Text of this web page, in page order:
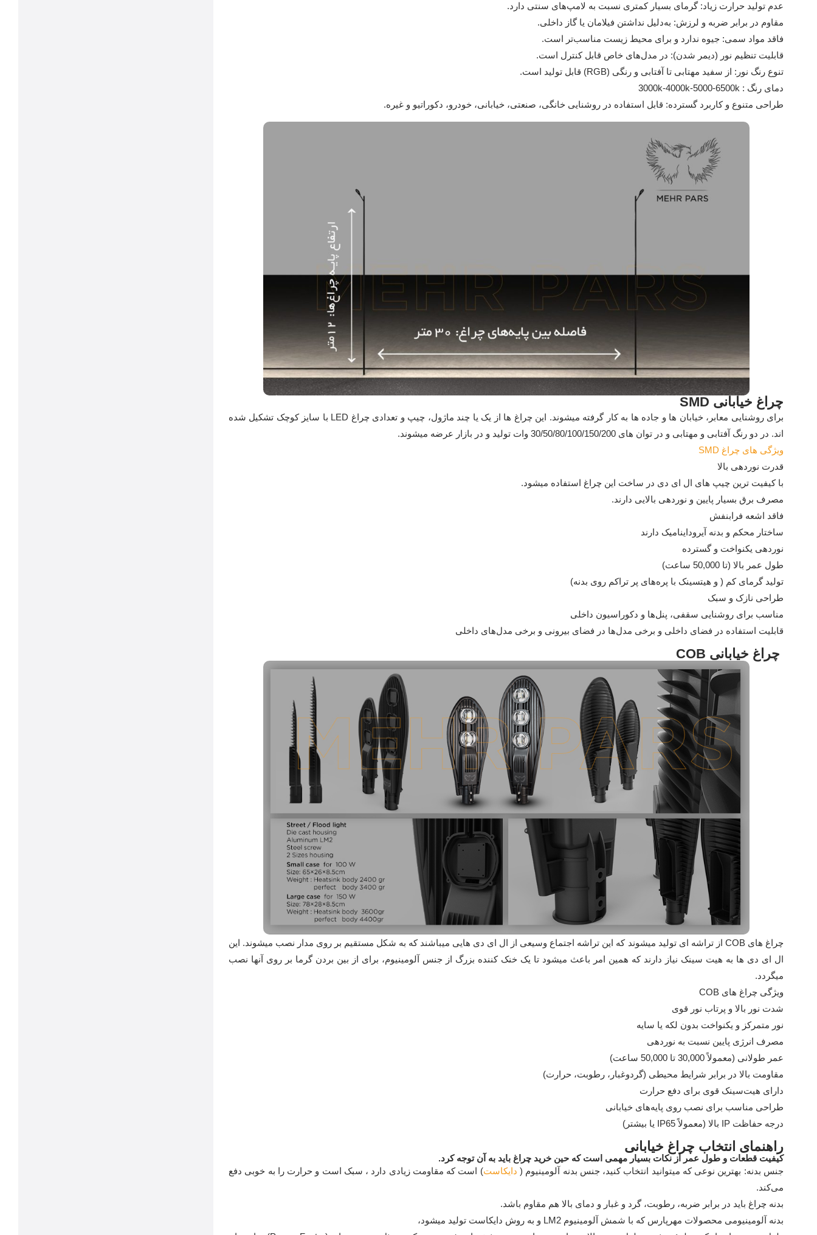
عدم تولید حرارت زیاد: گرمای بسیار کمتری نسبت به لامپ‌های سنتی دارد.
مقاوم در برابر ضربه و لرزش: به‌دلیل نداشتن فیلامان یا گاز داخلی.
فاقد مواد سمی: جیوه ندارد و برای محیط ‌زیست مناسب‌تر است.
قابلیت تنظیم نور (دیمر شدن): در مدل‌های خاص قابل کنترل است.
تنوع رنگ نور: از سفید مهتابی تا آفتابی و رنگی (RGB) قابل تولید است.
دمای رنگ : 3000k-4000k-5000-6500k
طراحی متنوع و کاربرد گسترده: قابل استفاده در روشنایی خانگی، صنعتی، خیابانی، خودرو، دکوراتیو و غیره.
چراغ خیابانی SMD
برای روشنایی معابر، خیابان ها و جاده ها به کار گرفته میشوند. این چراغ ها از یک یا چند ماژول، چیپ و تعدادی چراغ LED با سایز کوچک تشکیل شده
اند. در دو رنگ آفتابی و مهتابی و در توان های 30/50/80/100/150/200 وات تولید و در بازار عرضه میشوند.
ویژگی های چراغ SMD
قدرت نوردهی بالا
با کیفیت ترین چیپ های ال ای دی در ساخت این چراغ استفاده میشود.
مصرف برق بسیار پایین و نوردهی بالایی دارند.
فاقد اشعه فرابنفش
ساختار محکم و بدنه آیروداینامیک دارند
نوردهی یکنواخت و گسترده
طول عمر بالا (تا 50,000 ساعت)
تولید گرمای کم ( و هیتسینک با پره‌های پر تراکم روی بدنه)
طراحی نازک و سبک
مناسب برای روشنایی سقفی، پنل‌ها و دکوراسیون داخلی
قابلیت استفاده در فضای داخلی و برخی مدل‌ها در فضای بیرونی و برخی مدل‌های داخلی
چراغ خیابانی COB
چراغ های COB از تراشه ای تولید میشوند که این تراشه اجتماع وسیعی از ال ای دی هایی میباشند که به شکل مستقیم بر روی مدار نصب میشوند. این
ال ای دی ها به هیت سینک نیاز دارند که همین امر باعث میشود تا یک خنک کننده بزرگ از جنس آلومینیوم، برای از بین بردن گرما بر روی آنها نصب
میگردد.
ویژگی چراغ های COB
شدت نور بالا و پرتاب نور قوی
نور متمرکز و یکنواخت بدون لکه یا سایه
مصرف انرژی پایین نسبت به نوردهی
عمر طولانی (معمولاً 30,000 تا 50,000 ساعت)
مقاومت بالا در برابر شرایط محیطی (گردوغبار، رطوبت، حرارت)
دارای هیت‌سینک قوی برای دفع حرارت
طراحی مناسب برای نصب روی پایه‌های خیابانی
درجه حفاظت IP بالا (معمولاً IP65 یا بیشتر)
راهنمای انتخاب چراغ خیابانی
کیفیت قطعات و طول عمر از نکات بسیار مهمی است که حین خرید چراغ باید به آن توجه کرد.
جنس بدنه: بهترین نوعی که میتوانید انتخاب کنید، جنس بدنه آلومینیوم ( دایکاست) است که مقاومت زیادی دارد ، سبک است و حرارت را به خوبی دفع
می‌کند.
بدنه چراغ باید در برابر ضربه، رطوبت، گرد و غبار و دمای بالا هم مقاوم باشد.
بدنه آلومینیومی محصولات مهرپارس که با شمش آلومینیوم LM2 و به روش دایکاست تولید میشود،